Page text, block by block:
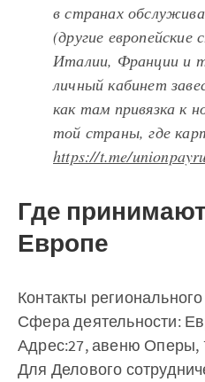
в странах
(другие
Италии, Франции и
личный кабинет
как там привязка к
той страны, где
https://t.me/
Где
Европе
Контакты
Сфера деятельности:
Адрес:27, авеню Оперы,
Для Делового